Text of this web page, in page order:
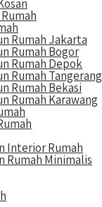
Rumah Jakarta
Rumah Bogor
Rumah Depok
Rumah Tangerang
Rumah Bekasi
Rumah Karawang
Interior Rumah
Rumah Minimalis